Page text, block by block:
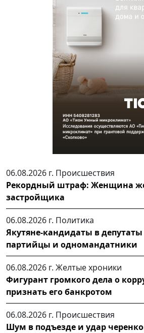
06.08.2026 г. Происшествия
Рекордный штраф: Женщина
застройщика
06.08.2026 г. Политика
Якутяне-кандидаты в
партийцы и одномандатники
06.08.2026 г. Желтые хроники
Фигурант громкого дела о
признать его банкротом
06.08.2026 г. Происшествия
Шум в подъезде и удар